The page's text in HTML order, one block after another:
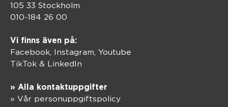
105 33 Stockholm
010-184 26 00
Vi finns även på:
Facebook, Instagram Youtube
TikTok & LinkedIn
» Alla kontaktuppgifter
» Vår personuppgiftspolicy